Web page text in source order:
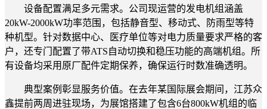
设备配置满足多元需求。公司现运营的发电机组涵盖
20kW-2000kW功率范围，包括静音型、移动式、防雨型等特
种机型。针对数据中心、医疗单位等对电力质量要求严格的客
户，还专门配置了带ATS自动切换和稳压功能的高端机组。所
有设备均采用原厂配件定期保养，确保运行时数准确透明。
典型案例彰显服务价值。在去年某国际展会期间，江苏众
鑫提前两周进驻现场，为展馆搭建了包含6台800kW机组的临